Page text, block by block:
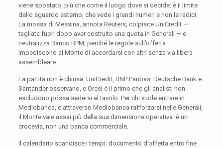
viene spostato, più che come il luogo dove si decide: è il limite
dello sguardo esterno, che vede i grandi numeri e non le radici.
La mossa di Messina, annota Reuters, colpisce UniCredit —
tagliata fuori dopo aver costruito una quota in Generali — e
neutralizza Banco BPM, perché le regole sull’offerta
impediscono al Monte di accordarsi con altri senza via libera
assembleare.
La partita non è chiusa: UniCredit, BNP Paribas, Deutsche Bank e
Santander osservano, e Orcel è il primo che gli analisti non
escludono possa sedersi al tavolo. Per chi vuole entrare in
Mediobanca, e attraverso Mediobanca rafforzarsi nelle Generali,
il Monte vale assai più della sua dimensione operativa: è un
crocevia, non una banca commerciale.
Il calendario scandisce i tempi: documento d’offerta entro fine